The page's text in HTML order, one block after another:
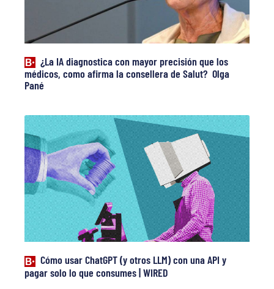
¿La IA diagnostica con mayor precisión que los
médicos, como afirma la consellera de Salut? Olga
Pané
Cómo usar ChatGPT (y otros LLM) con una API y
pagar solo lo que consumes | WIRED